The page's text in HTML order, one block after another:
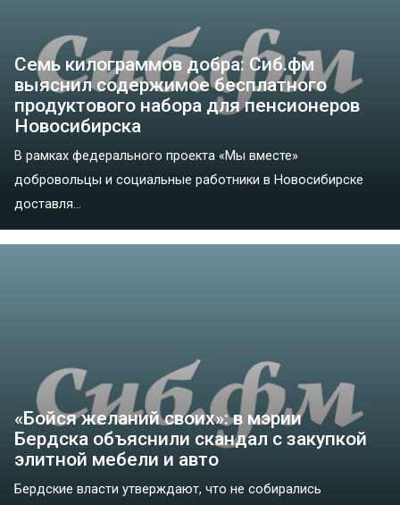
Семь килограммов добра: Сиб.фм
выяснил содержимое бесплатного
продуктового набора для пенсионеров
Новосибирска
В рамках федерального проекта «Мы вместе»
добровольцы и социальные работники в Новосибирске
доставля...
«Бойся желаний своих»: в мэрии
Бердска объяснили скандал с закупкой
элитной мебели и авто
Бердские власти утверждают, что не собирались